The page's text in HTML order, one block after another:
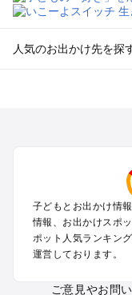
人気のお出かけ先を探
関西のプールおでかけ
中国･四国のプールお
九州･沖縄のプールお
定番お出かけスポッ
子どもとお出かけ情
情報、お出かけスポ
ポット人気ランキン
運営しております。
ご意見やお問